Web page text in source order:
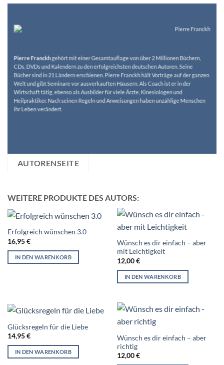
Pierre Franckhgehört mit einer Gesamtauflage von über 2 Millionen Büchern,
CDs, DVDs und Kalendern zu den erfolgreichsten deutschen Autoren. Seine
Bücher sind in 21 Ländern erschienen. Pierre Franckh hält Vorträge auf der ganzen
Welt und gibt Seminare vor ausverkauften Häusern. Als Coach ist er in der
Wirtschaft tätig, ebenso als Ausbilder für viele Ärzte, Kinesiologen und
Heilpraktiker. Nach seinen Regeln und Anweisungen haben unzählige Menschen
ihr Leben verändert.
AUTORENSEITE
WEITERE PRODUKTE DES AUTORS:
Erfolgreich wünschen 3.0
16,95€
IN DEN WARENKORB
Wünsch es dir einfach – aber
mit Leichtigkeit
12,00€
IN DEN WARENKORB
Glücksregeln für die Liebe
14,95€
IN DEN WARENKORB
Wünsch es dir einfach – aber
richtig
12,00€